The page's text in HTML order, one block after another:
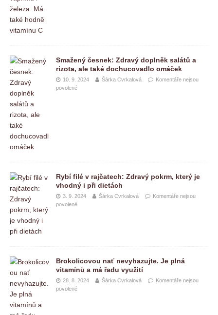
Smažený česnek: Zdravý doplněk salátů a
rizota, ale také dochucovadlo omáček
10. 9. 2024 Šárka Cvrkalová
Komentáře nejsou
povolené
Rybí filé v rajčatech: Zdravý pokrm, který je
vhodný i při dietách
3. 9. 2024 Šárka Cvrkalová
Komentáře nejsou
povolené
Brokolicovou nať nevyhazujte. Je plná
vitamínů a má řadu využití
28. 8. 2024 Šárka Cvrkalová
Komentáře nejsou
povolené